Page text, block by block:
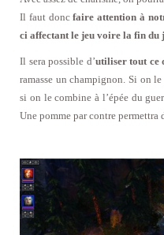
Il faut doncfaire attention à
ci affectant le jeu voire la fin du
Il sera possible d’utiliser tout ce
ramasse un champignon. Si on
si on le combine à l’épée du
Une pomme par contre permettra